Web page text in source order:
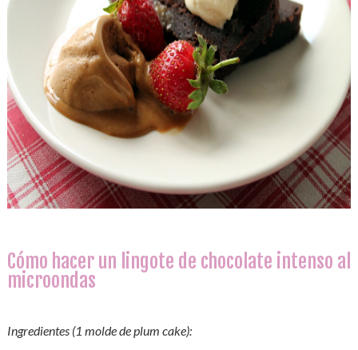
Cómo hacer un lingote de chocolate intenso al
microondas
Ingredientes (1 molde de plum cake):